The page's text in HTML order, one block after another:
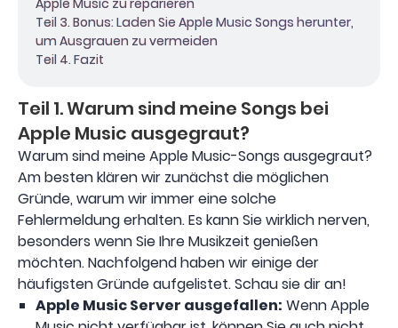
Apple Music zu reparieren
Teil 3. Bonus: Laden Sie Apple Music Songs herunter,
um Ausgrauen zu vermeiden
Teil 4. Fazit
Teil 1. Warum sind meine Songs bei
Apple Music ausgegraut?
Warum sind meine Apple Music-Songs ausgegraut?
Am besten klären wir zunächst die möglichen
Gründe, warum wir immer eine solche
Fehlermeldung erhalten. Es kann Sie wirklich nerven,
besonders wenn Sie Ihre Musikzeit genießen
möchten. Nachfolgend haben wir einige der
häufigsten Gründe aufgelistet. Schau sie dir an!
Apple Music Server ausgefallen: Wenn Apple